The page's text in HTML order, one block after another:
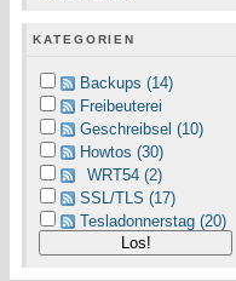
KATEGORIEN
Backups (14)
Freibeuterei
Geschreibsel (10)
Howtos (30)
WRT54 (2)
SSL/TLS (17)
Tesladonnerstag (20)